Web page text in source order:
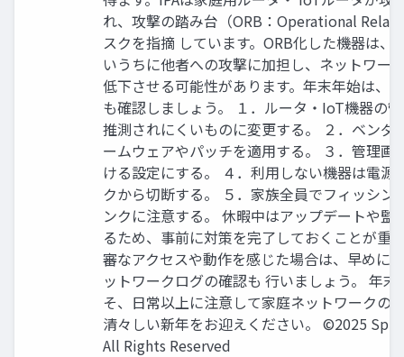
れ、攻撃の踏み台（ORB：Operational Relay
スクを指摘 しています。ORB化した機器は、
いうちに他者への攻撃に加担し、ネットワー
低下させる可能性があります。年末年始は、
も確認しましょう。 １．ルータ・IoT機器の
推測されにくいものに変更する。 ２．ベンダ
ームウェアやパッチを適用する。 ３．管理画
ける設定にする。 ４．利用しない機器は電源
クから切断する。 ５．家族全員でフィッシン
ンクに注意する。 休暇中はアップデートや監
るため、事前に対策を完了しておくことが重
審なアクセスや動作を感じた場合は、早めに
ットワークログの確認も 行いましょう。 年
そ、日常以上に注意して家庭ネットワークの
清々しい新年をお迎えください。 ©2025
All Rights Reserved